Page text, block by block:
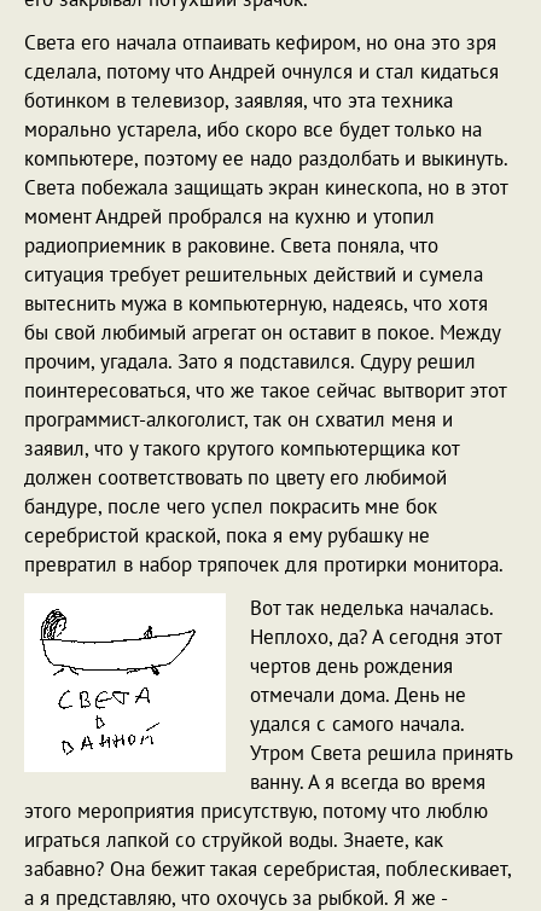
Света его начала отпаивать кефиром, но она это зря
сделала, потому что Андрей очнулся и стал кидаться
ботинком в телевизор, заявляя, что эта техника
морально устарела, ибо скоро все будет только на
компьютере, поэтому ее надо раздолбать и выкинуть.
Света побежала защищать экран кинескопа, но в этот
момент Андрей пробрался на кухню и утопил
радиоприемник в раковине. Света поняла, что
ситуация требует решительных действий и сумела
вытеснить мужа в компьютерную, надеясь, что хотя
бы свой любимый агрегат он оставит в покое. Между
прочим, угадала. Зато я подставился. Сдуру решил
поинтересоваться, что же такое сейчас вытворит этот
программист-алкоголист, так он схватил меня и
заявил, что у такого крутого компьютерщика кот
должен соответствовать по цвету его любимой
бандуре, после чего успел покрасить мне бок
серебристой краской, пока я ему рубашку не
превратил в набор тряпочек для протирки монитора.
Вот так неделька началась.
Неплохо, да? А сегодня этот
чертов день рождения
отмечали дома. День не
удался с самого начала.
Утром Света решила принять
ванну. А я всегда во время
этого мероприятия присутствую, потому что люблю
играться лапкой со струйкой воды. Знаете, как
забавно? Она бежит такая серебристая, поблескивает,
а я представляю, что охочусь за рыбкой. Я же -